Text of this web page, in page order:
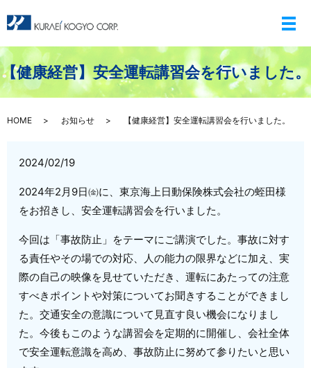
メ
【健康経営】安全運転講習会を行いました。
HOME お知らせ 【健康経営】安全運転講習会を行いました。
2024/02/19
2024年2月9日㈮に、東京海上日動保険株式会社の蛭田様
をお招きし、安全運転講習会を行いました。
今回は「事故防止」をテーマにご講演でした。事故に対す
る責任やその場での対応、人の能力の限界などに加え、実
際の自己の映像を見せていただき、運転にあたっての注意
すべきポイントや対策についてお聞きすることができまし
た。交通安全の意識について見直す良い機会になりまし
た。今後もこのような講習会を定期的に開催し、会社全体
で安全運転意識を高め、事故防止に努めて参りたいと思い